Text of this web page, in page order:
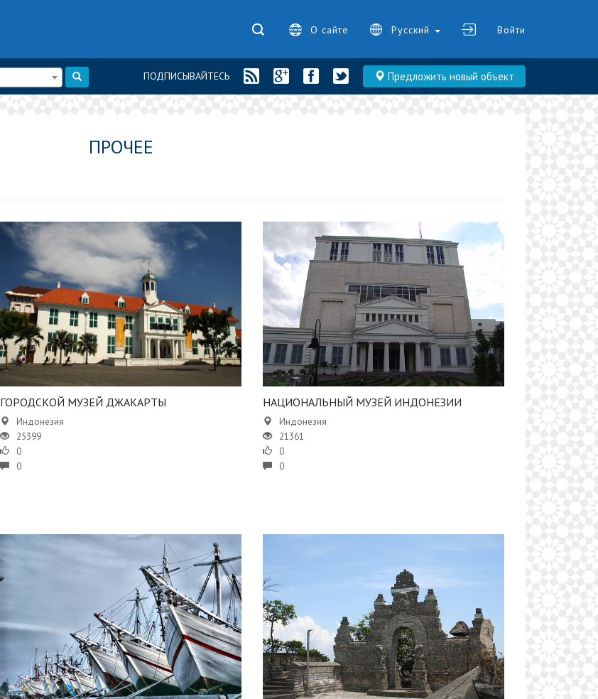
О сайте Русский Войти
Предложить новый объект
ПОДПИСЫВАЙТЕСЬ
ПРОЧЕЕ
​ГОРОДСКОЙ МУЗЕЙ ДЖАКАРТЫ
Индонезия
25399
0
0
​НАЦИОНАЛЬНЫЙ МУЗЕЙ​ ИНДОНЕЗИИ
Индонезия
21361
0
0